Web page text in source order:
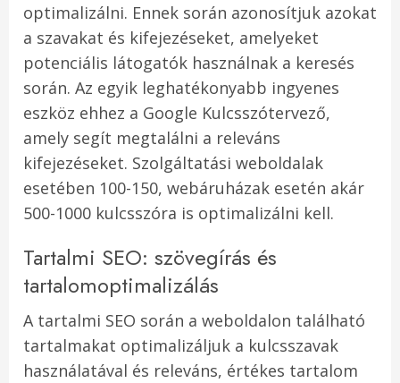
optimalizálni. Ennek során azonosítjuk azokat
a szavakat és kifejezéseket, amelyeket
potenciális látogatók használnak a keresés
során. Az egyik leghatékonyabb ingyenes
eszköz ehhez a Google Kulcsszótervező,
amely segít megtalálni a releváns
kifejezéseket. Szolgáltatási weboldalak
esetében 100-150, webáruházak esetén akár
500-1000 kulcsszóra is optimalizálni kell.
Tartalmi SEO: szövegírás és
tartalomoptimalizálás
A tartalmi SEO során a weboldalon található
tartalmakat optimalizáljuk a kulcsszavak
használatával és releváns, értékes tartalom